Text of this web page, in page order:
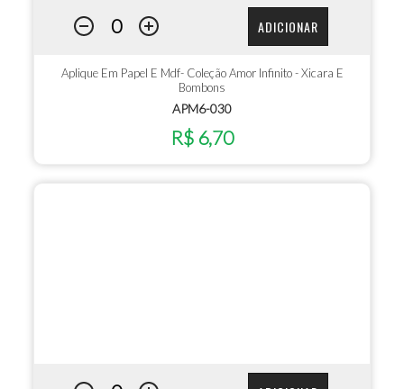
ADICIONAR
Aplique Em Papel E Mdf- Coleção Amor Infinito - Xicara E
Bombons
APM6-030
R$ 6,70